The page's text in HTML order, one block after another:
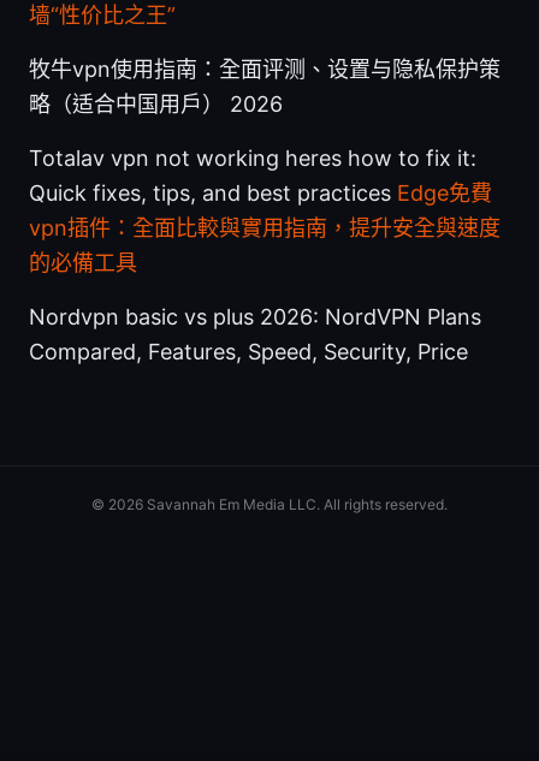
墙“性价比之王”
牧牛vpn使用指南：全面评测、设置与隐私保护策
略（适合中国用户） 2026
Totalav vpn not working heres how to fix it:
Quick fixes, tips, and best practices Edge免費
vpn插件：全面比較與實用指南，提升安全與速度
的必備工具
Nordvpn basic vs plus 2026: NordVPN Plans
Compared, Features, Speed, Security, Price
© 2026 Savannah Em Media LLC. All rights reserved.